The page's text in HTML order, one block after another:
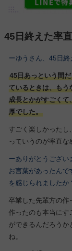
45日終えた率
ーゆうさん、45日終
45日あっという間
ているときは、もう
成長とかがすごくて
厚でした。
すごく楽しかったし
っていうのが率直な
ーありがとうござい
お言葉があったん
を感じられましたか
卒業した先輩方の作
作ったのも本当にす
ができるんだろうか
ね。